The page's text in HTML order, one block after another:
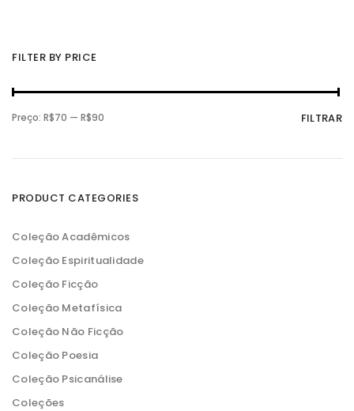
FILTER BY PRICE
P
r
o
n
i
P
r
o
x
i
FILTRAR
Preço: R$70 — R$90
PRODUCT CATEGORIES
Coleção Acadêmicos
Coleção Espiritualidade
Coleção Ficção
Coleção Metafísica
Coleção Não Ficção
Coleção Poesia
Coleção Psicanálise
Coleções